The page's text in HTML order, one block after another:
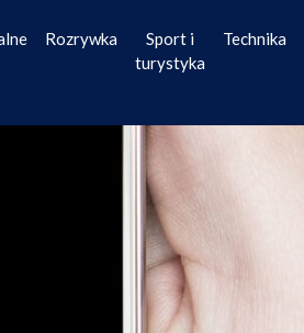
Rozrywka
Sport i
turystyka
Technika